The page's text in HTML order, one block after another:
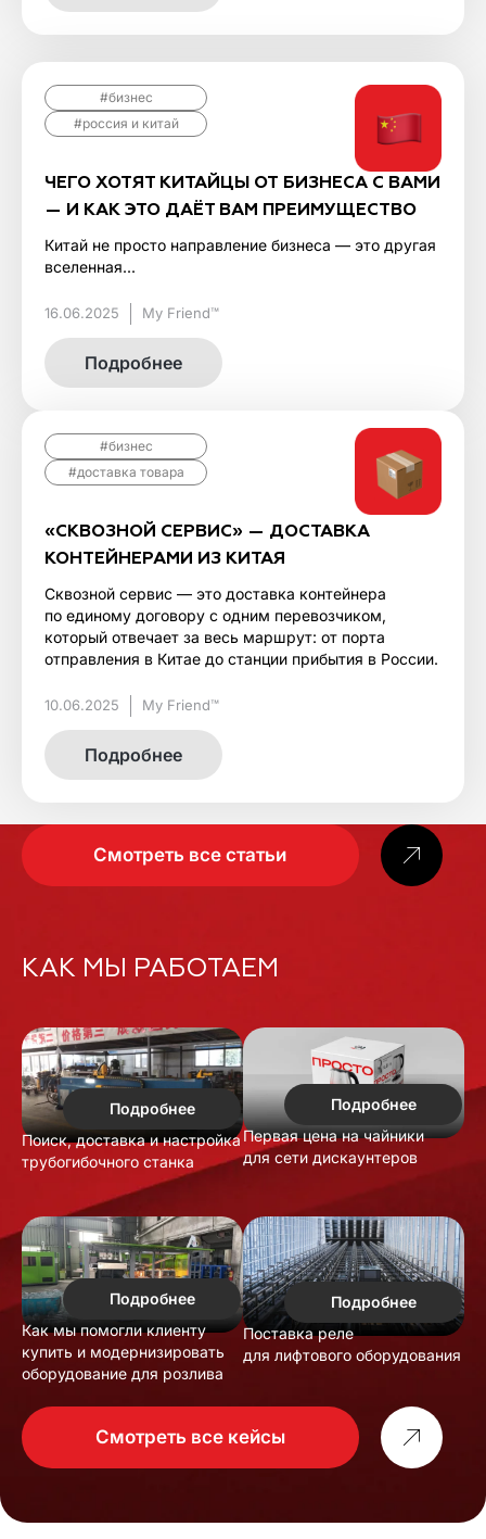
#бизнес
#россия и китай
ЧЕГО ХОТЯТ КИТАЙЦЫ ОТ БИЗНЕСА С ВАМИ
— И КАК ЭТО ДАЁТ ВАМ ПРЕИМУЩЕСТВО
Китай не просто направление бизнеса — это другая
вселенная...
16.06.2025 My Friend™
Подробнее
#бизнес
#доставка товара
«СКВОЗНОЙ СЕРВИС» — ДОСТАВКА
КОНТЕЙНЕРАМИ ИЗ КИТАЯ
Сквозной сервис — это доставка контейнера
по единому договору с одним перевозчиком,
который отвечает за весь маршрут: от порта
отправления в Китае до станции прибытия в России.
10.06.2025 My Friend™
Подробнее
Смотреть все статьи
КАК МЫ РАБОТАЕМ
Подробнее
Поиск, доставка и настройка
трубогибочного станка
Подробнее
Первая цена на чайники
для сети дискаунтеров
Подробнее
Как мы помогли клиенту
купить и модернизировать
оборудование для розлива
Подробнее
Поставка реле
для лифтового оборудования
Смотреть все кейсы